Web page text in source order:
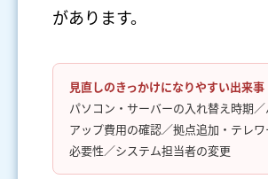
があります。
見直しのきっかけになりやすい出来事
パソコン・サーバーの入れ替え時期
アップ費用の確認／拠点追加・テレ
必要性／システム担当者の変更